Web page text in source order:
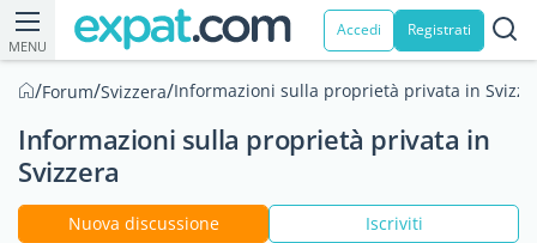
MENU
Accedi Registrati
/Forum/Svizzera/Informazioni sulla proprietà privata in
Informazioni sulla proprietà privata in
Svizzera
Nuova discussione Iscriviti